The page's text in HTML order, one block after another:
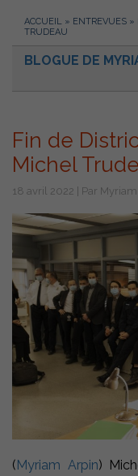
ACCUEIL » ENTREVUES »
TRUDEAU
BLOGUE DE
Fin de
Michel
18 avril 2022 | Par
(Myriam Arpin)